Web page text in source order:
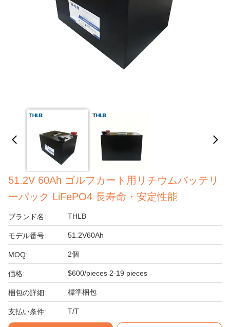
51.2V 60Ah ゴルフカート用リチウムバッテリ
ーパック LiFePO4 長寿命・安定性能
ブランド名: THLB
モデル番号: 51.2V60Ah
MOQ: 2個
価格: $600/pieces 2-19 pieces
梱包の詳細: 標準梱包
支払い条件: T/T